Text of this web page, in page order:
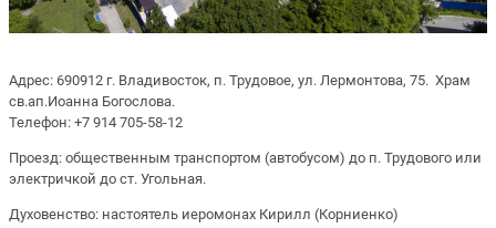
Адрес: 690912 г. Владивосток, п. Трудовое, ул. Лермонтова, 75. Храм
св.ап.Иоанна Богослова.
Телефон: +7 914 705-58-12
Проезд: общественным транспортом (автобусом) до п. Трудового или
электричкой до ст. Угольная.
Духовенство: настоятель иеромонах Кирилл (Корниенко)